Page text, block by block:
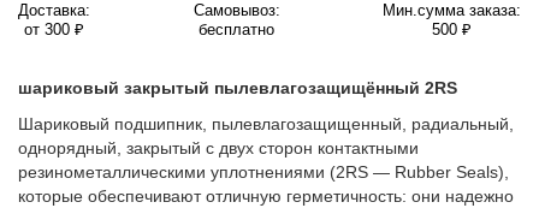
Доставка:
от 300 ₽
Самовывоз:
бесплатно
Мин.сумма заказа:
500 ₽
шариковый закрытый пылевлагозащищённый 2RS
Шариковый подшипник, пылевлагозащищенный, радиальный,
однорядный, закрытый с двух сторон контактными
резинометаллическими уплотнениями (2RS — Rubber Seals),
которые обеспечивают отличную герметичность: они надежно